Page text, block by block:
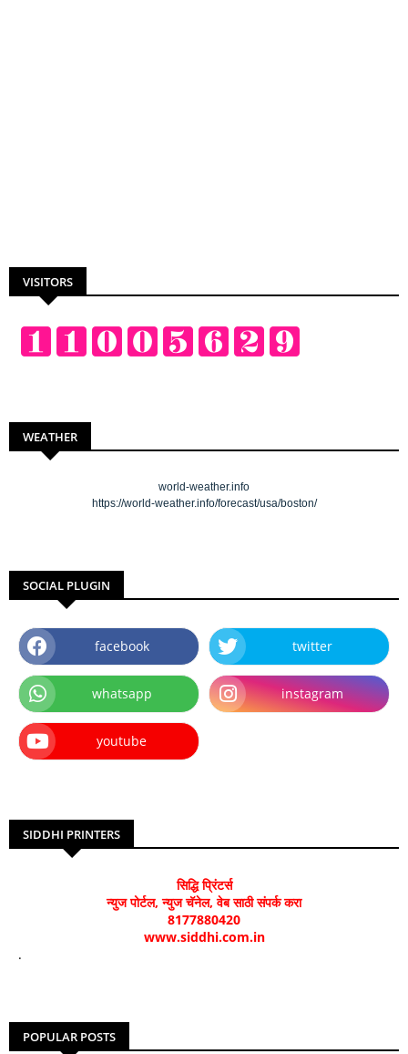
VISITORS
WEATHER
world-weather.info
https://world-weather.info/forecast/usa/boston/
SOCIAL PLUGIN
facebook twitter
whatsapp instagram
youtube
SIDDHI PRINTERS
सिद्धि प्रिंटर्स
न्युज पोर्टल, न्युज चॅनेल, वेब साठी संपर्क करा
8177880420
www.siddhi.com.in
.
POPULAR POSTS